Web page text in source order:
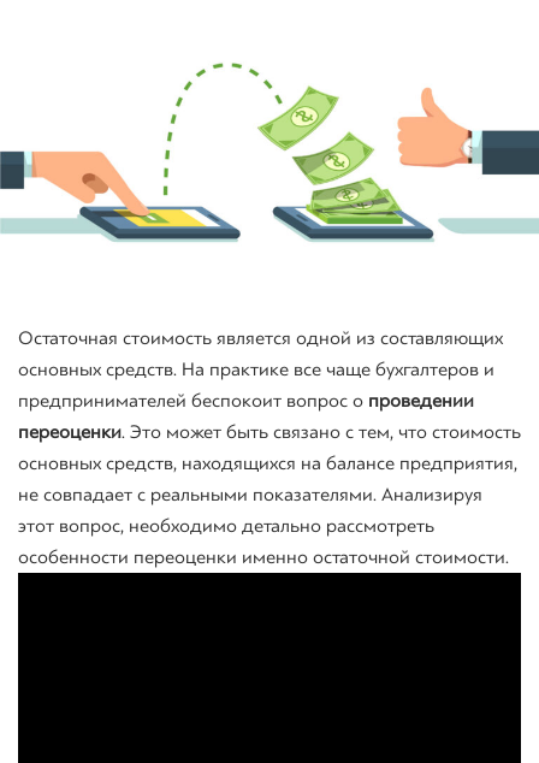
Остаточная стоимость является одной из составляющих
основных средств. На практике все чаще бухгалтеров и
предпринимателей беспокоит вопрос о проведении
переоценки. Это может быть связано с тем, что стоимость
основных средств, находящихся на балансе предприятия,
не совпадает с реальными показателями. Анализируя
этот вопрос, необходимо детально рассмотреть
особенности переоценки именно остаточной стоимости.